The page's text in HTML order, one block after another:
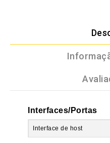
Interfaces/Portas
Interface de host